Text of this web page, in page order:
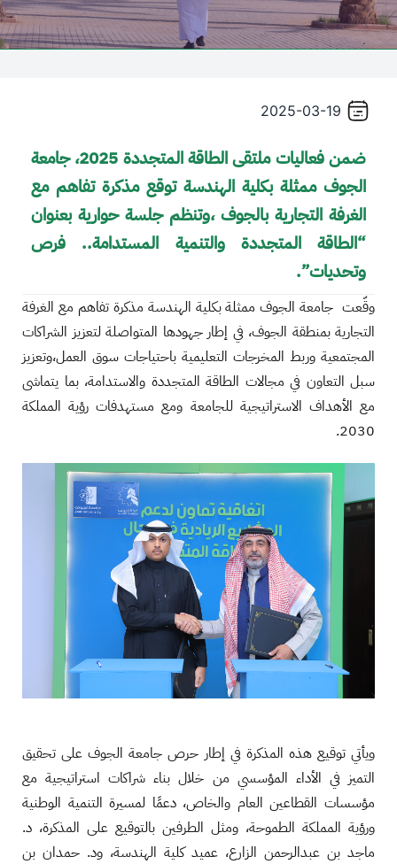
2025-03-19
ضمن فعاليات ملتقى الطاقة المتجددة 2025، جامعة
الجوف ممثلة بكلية الهندسة توقع مذكرة تفاهم مع
الغرفة التجارية بالجوف ،وتنظم جلسة حوارية بعنوان
“الطاقة المتجددة والتنمية المستدامة.. فرص
وتحديات”.
وقّعت جامعة الجوف ممثلة بكلية الهندسة مذكرة تفاهم مع الغرفة
التجارية بمنطقة الجوف، في إطار جهودها المتواصلة لتعزيز الشراكات
المجتمعية وربط المخرجات التعليمية باحتياجات سوق العمل،وتعزيز
سبل التعاون في مجالات الطاقة المتجددة والاستدامة، بما يتماشى
مع الأهداف الاستراتيجية للجامعة ومع مستهدفات رؤية المملكة
2030.
ويأتي توقيع هذه المذكرة في إطار حرص جامعة الجوف على تحقيق
التميز في الأداء المؤسسي من خلال بناء شراكات استراتيجية مع
مؤسسات القطاعين العام والخاص، دعمًا لمسيرة التنمية الوطنية
ورؤية المملكة الطموحة، ومثل الطرفين بالتوقيع على المذكرة، د.
ماجد بن عبدالرحمن الزارع، عميد كلية الهندسة، ود. حمدان بن